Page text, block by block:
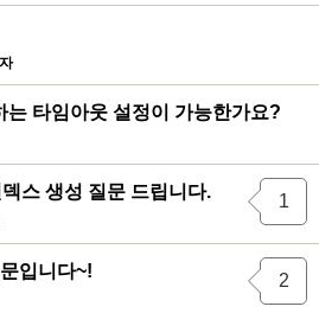
타임아웃 설정이 가능한가요?
스 생성 질문 드립니다. 1
입니다~! 2